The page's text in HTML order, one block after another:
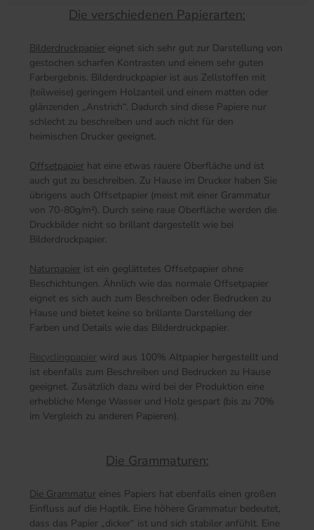
Die verschiedenen Papierarten:
Bilderdruckpapier eignet sich sehr gut zur Darstellung von
gestochen scharfen Kontrasten und einem sehr guten
Farbergebnis. Bilderdruckpapier ist aus Zellstoffen mit
(teilweise) geringem Holzanteil und einem matten oder
glänzenden „Anstrich“. Dadurch sind diese Papiere nur
schlecht zu beschreiben und auch nicht für den
heimischen Drucker geeignet.
Offsetpapier hat eine etwas rauere Oberfläche und ist
auch gut zu beschreiben. Zu Hause im Drucker haben Sie
übrigens auch Offsetpapier (meist mit einer Grammatur
von 70-80g/m²). Durch seine raue Oberfläche werden die
Druckbilder nicht so brillant dargestellt wie bei
Bilderdruckpapier.
Naturpapier ist ein geglättetes Offsetpapier ohne
Beschichtungen. Ähnlich wie das normale Offsetpapier
eignet es sich auch zum Beschreiben oder Bedrucken zu
Hause und bietet keine so brillante Darstellung der
Farben und Details wie das Bilderdruckpapier.
Recyclingpapier wird aus 100% Altpapier hergestellt und
ist ebenfalls zum Beschreiben und Bedrucken zu Hause
geeignet. Zusätzlich dazu wird bei der Produktion eine
erhebliche Menge Wasser und Holz gespart (bis zu 70%
im Vergleich zu anderen Papieren).
Die Grammaturen:
Die Grammatur eines Papiers hat ebenfalls einen großen
Einfluss auf die Haptik. Eine höhere Grammatur bedeutet,
dass das Papier „dicker“ ist und sich stabiler anfühlt. Eine